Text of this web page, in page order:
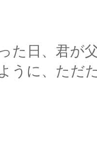
た日、君が
うに、ただ